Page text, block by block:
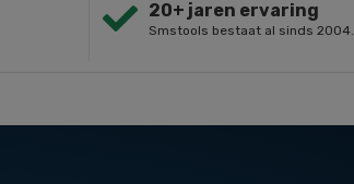
20+ jaren ervaring
Smstools bestaat al sinds 2004.